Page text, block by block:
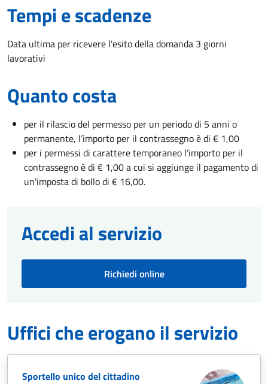
Tempi e scadenze
Data ultima per ricevere l'esito della domanda 3 giorni
lavorativi
Quanto costa
per il rilascio del permesso per un periodo di 5 anni o
permanente, l’importo per il contrassegno è di € 1,00
per i permessi di carattere temporaneo l’importo per il
contrassegno è di € 1,00 a cui si aggiunge il pagamento di
un'imposta di bollo di € 16,00.
Accedi al servizio
Richiedi online
Uffici che erogano il servizio
Sportello unico del cittadino